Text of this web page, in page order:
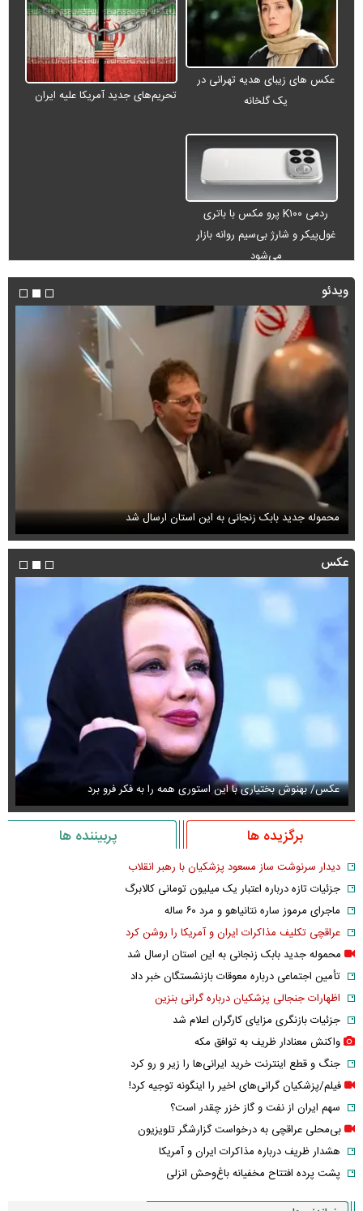
عکس های زیبای هدیه تهرانی در
یک گلخانه
تحریم‌های جدید آمریکا علیه ایران
ردمی K۱۰۰ پرو مکس با باتری
غول‌پیکر و شارژ بی‌سیم روانه بازار
می‌شود
ویدئو
محموله جدید بابک زنجانی به این استان ارسال شد
عکس
عکس/ بهنوش بختیاری با این استوری همه را به فکر فرو برد
برگزیده ها پربیننده ها
دیدار سرنوشت ساز مسعود پزشکیان با رهبر انقلاب
جزئیات تازه درباره اعتبار یک میلیون تومانی کالابرگ
ماجرای مرموز ساره نتانیاهو و مرد ۶۰ ساله
عراقچی تکلیف مذاکرات ایران و آمریکا را روشن کرد
محموله جدید بابک زنجانی به این استان ارسال شد
تأمین اجتماعی درباره معوقات بازنشستگان خبر داد
اظهارات جنجالی پزشکیان درباره گرانی بنزین
جزئیات بازنگری مزایای کارگران اعلام شد
واکنش معنادار ظریف به توافق مکه
جنگ و قطع اینترنت خرید ایرانی‌ها را زیر و رو کرد
فیلم/پزشکیان گرانی‌های اخیر را اینگونه توجیه کرد!
سهم ایران از نفت و گاز خزر چقدر است؟
بی‌محلی عراقچی به درخواست گزارشگر تلویزیون
هشدار ظریف درباره مذاکرات ایران و آمریکا
پشت پرده افتتاح مخفیانه باغ‌وحش انزلی